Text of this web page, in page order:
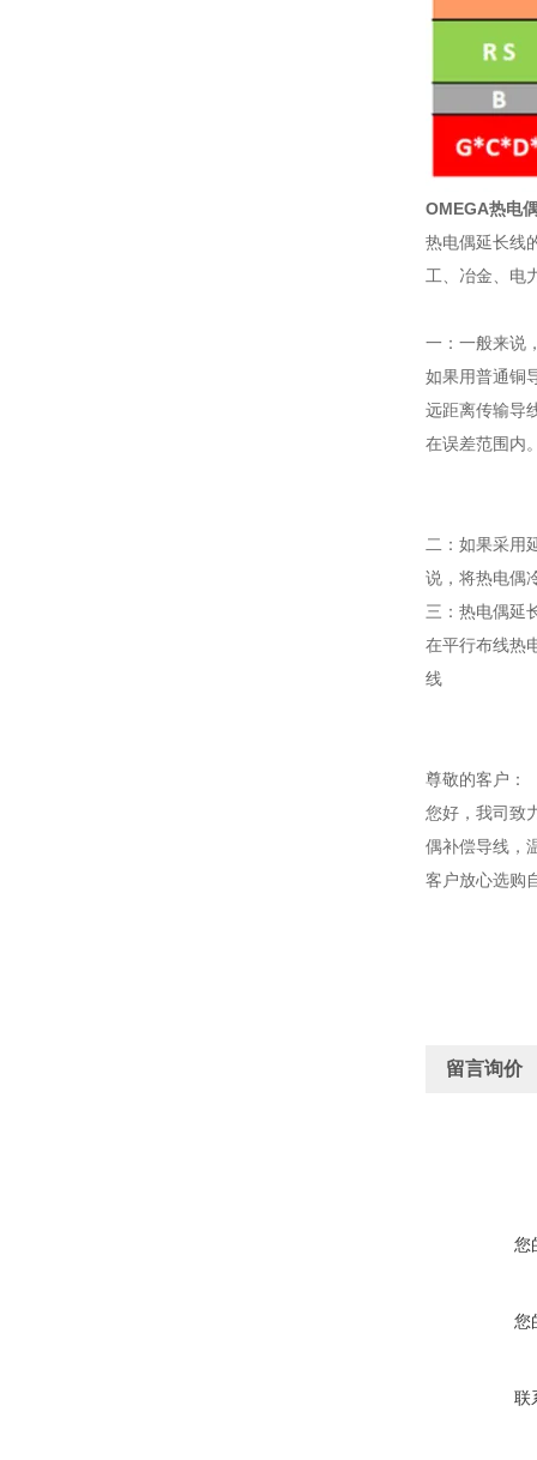
OMEGA热电
热电偶延长线
工、冶金、电
一：一般来说
如果用普通铜
远距离传输导
在误差范围内
二：如果采用
说，将热电偶
三：热电偶延
在平行布线热
线
尊敬的客户：
您好，我司致
偶补偿导线，
客户放心选购
留言询价
您
您
联